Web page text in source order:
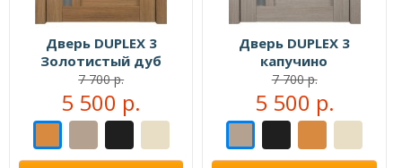
Дверь DUPLEX 3
Золотистый дуб
7 700 р.
5 500 р.
Дверь DUPLEX 3
капучино
7 700 р.
5 500 р.